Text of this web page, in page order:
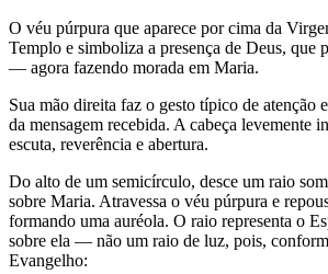
O véu púrpura que aparece por cima da
Templo e simboliza a presença de Deus, que
— agora fazendo morada em Maria.
Sua mão direita faz o gesto típico de atenção
da mensagem recebida. A cabeça levemente
escuta, reverência e abertura.
Do alto de um semicírculo, desce um raio
sobre Maria. Atravessa o véu púrpura e
formando uma auréola. O raio representa o
sobre ela — não um raio de luz, pois,
Evangelho: